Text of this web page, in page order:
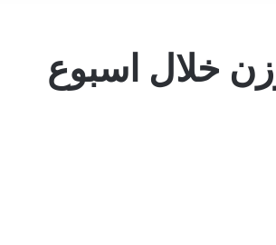
خلال اسبوع